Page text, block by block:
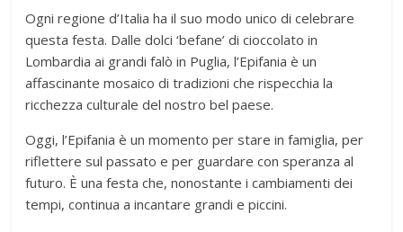
Ogni regione d’Italia ha il suo modo unico di celebrare
questa festa. Dalle dolci ‘befane’ di cioccolato in
Lombardia ai grandi falò in Puglia, l’Epifania è un
affascinante mosaico di tradizioni che rispecchia la
ricchezza culturale del nostro bel paese.
Oggi, l’Epifania è un momento per stare in famiglia, per
riflettere sul passato e per guardare con speranza al
futuro. È una festa che, nonostante i cambiamenti dei
tempi, continua a incantare grandi e piccini.